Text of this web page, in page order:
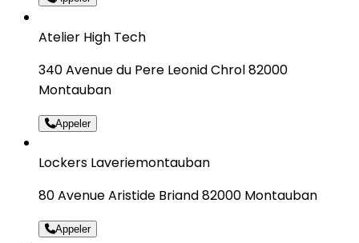
Atelier High Tech
340 Avenue du Pere Leonid Chrol 82000
Montauban
Appeler
Lockers Laveriemontauban
80 Avenue Aristide Briand 82000 Montauban
Appeler